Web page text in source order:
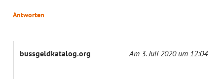
Antworten
bussgeldkatalog.org Am 3. Juli 2020 um 12:04